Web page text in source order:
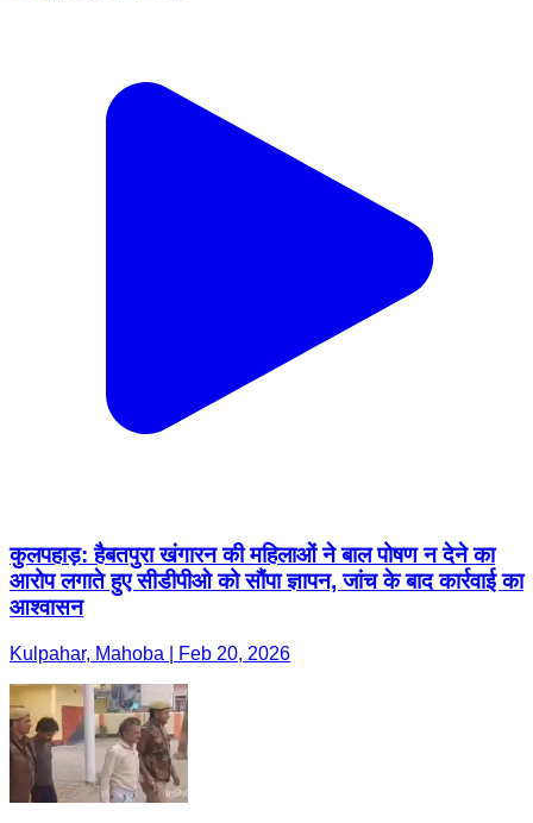
कुलपहाड़: हैबतपुरा खंगारन की महिलाओं ने बाल पोषण न देने का
आरोप लगाते हुए सीडीपीओ को सौंपा ज्ञापन, जांच के बाद कार्रवाई का
आश्वासन
Kulpahar, Mahoba | Feb 20, 2026